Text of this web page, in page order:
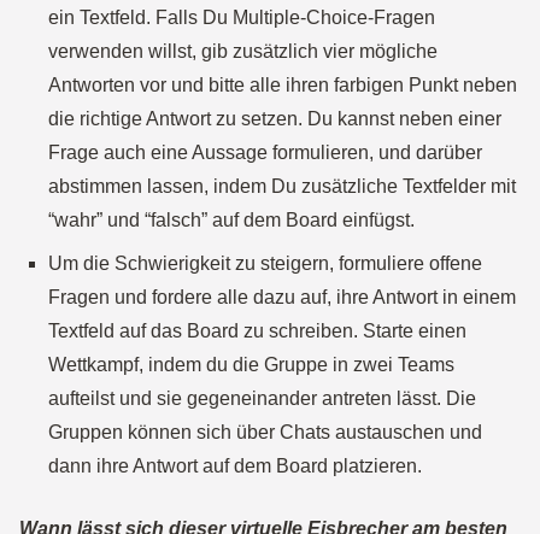
ein Textfeld. Falls Du Multiple-Choice-Fragen
verwenden willst, gib zusätzlich vier mögliche
Antworten vor und bitte alle ihren farbigen Punkt neben
die richtige Antwort zu setzen. Du kannst neben einer
Frage auch eine Aussage formulieren, und darüber
abstimmen lassen, indem Du zusätzliche Textfelder mit
“wahr” und “falsch” auf dem Board einfügst.
Um die Schwierigkeit zu steigern, formuliere offene
Fragen und fordere alle dazu auf, ihre Antwort in einem
Textfeld auf das Board zu schreiben. Starte einen
Wettkampf, indem du die Gruppe in zwei Teams
aufteilst und sie gegeneinander antreten lässt. Die
Gruppen können sich über Chats austauschen und
dann ihre Antwort auf dem Board platzieren.
Wann lässt sich dieser virtuelle Eisbrecher am besten